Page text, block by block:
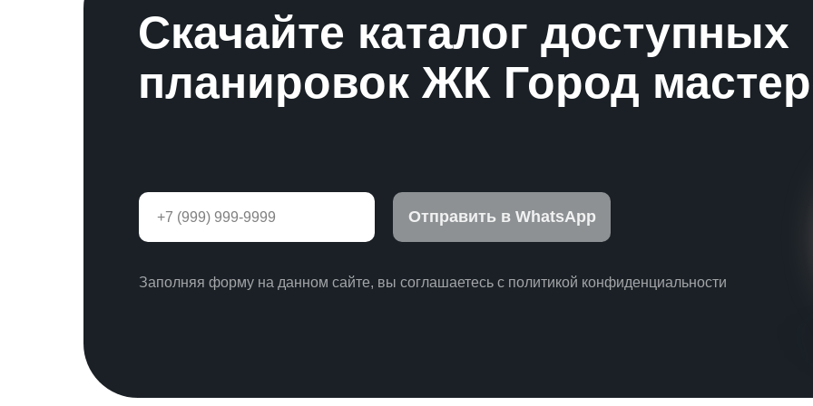
Скачайте каталог доступных
планировок ЖК Город
Заполняя форму на данном сайте, вы соглашаетесь с политикой конфиденциальности
Отправить в WhatsApp